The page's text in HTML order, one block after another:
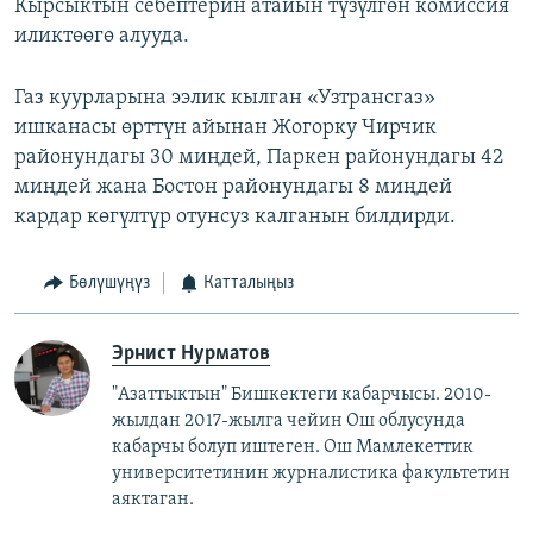
Кырсыктын себептерин атайын түзүлгөн комиссия
иликтөөгө алууда.
Газ куурларына ээлик кылган «Узтрансгаз»
ишканасы өрттүн айынан Жогорку Чирчик
районундагы 30 миңдей, Паркен районундагы 42
миңдей жана Бостон районундагы 8 миңдей
кардар көгүлтүр отунсуз калганын билдирди.
Бөлүшүңүз Катталыңыз
Эрнист Нурматов
"Азаттыктын" Бишкектеги кабарчысы. 2010-
жылдан 2017-жылга чейин Ош облусунда
кабарчы болуп иштеген. Ош Мамлекеттик
университетинин журналистика факультетин
аяктаган.